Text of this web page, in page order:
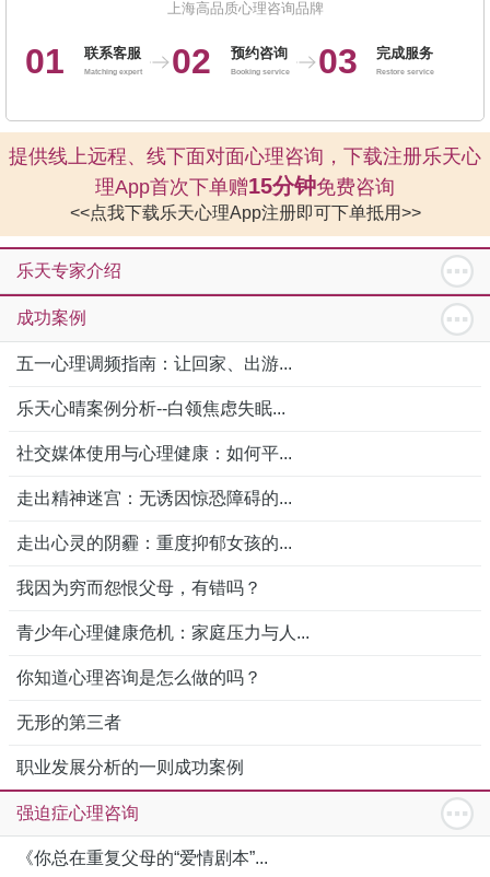
上海高品质心理咨询品牌
01 联系客服
Matching expert 02 预约咨询
Booking service 03 完成服务
Restore service
提供线上远程、线下面对面心理咨询，下载注册乐天心
理App首次下单赠15分钟免费咨询
<<点我下载乐天心理App注册即可下单抵用>>
乐天专家介绍
成功案例
五一心理调频指南：让回家、出游...
乐天心晴案例分析--白领焦虑失眠...
社交媒体使用与心理健康：如何平...
走出精神迷宫：无诱因惊恐障碍的...
走出心灵的阴霾：重度抑郁女孩的...
我因为穷而怨恨父母，有错吗？
青少年心理健康危机：家庭压力与人...
你知道心理咨询是怎么做的吗？
无形的第三者
职业发展分析的一则成功案例
强迫症心理咨询
《你总在重复父母的“爱情剧本”...